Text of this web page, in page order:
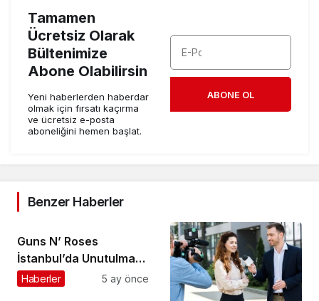
Tamamen
Ücretsiz Olarak
Bültenimize
Abone Olabilirsin
Yeni haberlerden haberdar
olmak için fırsatı kaçırma
ve ücretsiz e-posta
aboneliğini hemen başlat.
ABONE OL
Benzer Haberler
Guns N’ Roses
İstanbul’da Unutulmaz
Bir Geceyle Tarihe
Haberler 5 ay önce